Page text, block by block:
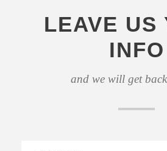
LEAVE US
INFO
and we will get